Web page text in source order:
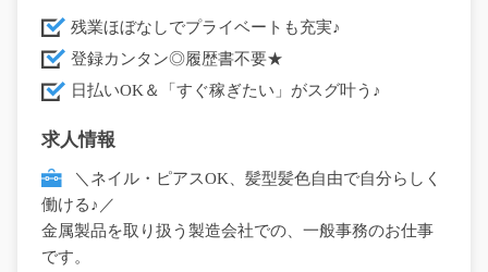
残業ほぼなしでプライベートも充実♪
登録カンタン◎履歴書不要★
日払いOK＆「すぐ稼ぎたい」がスグ叶う♪
求人情報
＼ネイル・ピアスOK、髪型髪色自由で自分らしく
働ける♪／
金属製品を取り扱う製造会社での、一般事務のお仕事
です。